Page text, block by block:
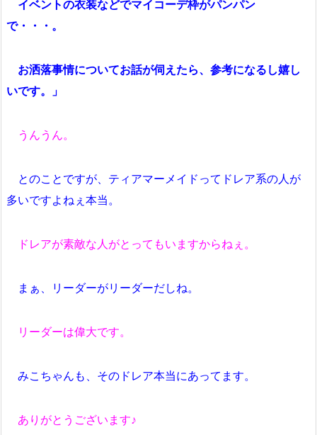
イベントの衣装などでマイコーデ枠がパンパン
で・・・。
お洒落事情についてお話が伺えたら、参考になるし嬉し
いです。」
うんうん。
とのことですが、ティアマーメイドってドレア系の人が
多いですよねぇ本当。
ドレアが素敵な人がとってもいますからねぇ。
まぁ、リーダーがリーダーだしね。
リーダーは偉大です。
みこちゃんも、そのドレア本当にあってます。
ありがとうございます♪